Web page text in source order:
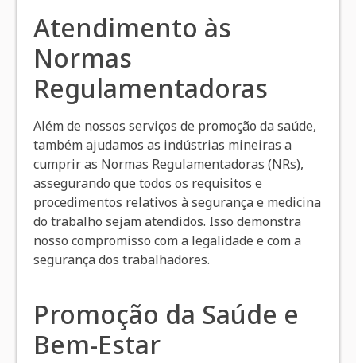
Atendimento às
Normas
Regulamentadoras
Além de nossos serviços de promoção da saúde,
também ajudamos as indústrias mineiras a
cumprir as Normas Regulamentadoras (NRs),
assegurando que todos os requisitos e
procedimentos relativos à segurança e medicina
do trabalho sejam atendidos. Isso demonstra
nosso compromisso com a legalidade e com a
segurança dos trabalhadores.
Promoção da Saúde e
Bem-Estar